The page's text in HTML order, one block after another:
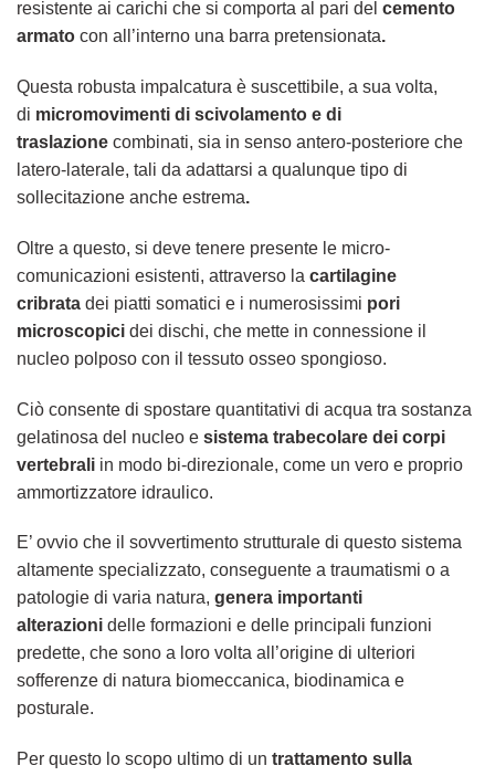
resistente ai carichi che si comporta al pari del cemento
armato con all’interno una barra pretensionata.
Questa robusta impalcatura è suscettibile, a sua volta,
di micromovimenti di scivolamento e di
traslazione combinati, sia in senso antero-posteriore che
latero-laterale, tali da adattarsi a qualunque tipo di
sollecitazione anche estrema.
Oltre a questo, si deve tenere presente le micro-
comunicazioni esistenti, attraverso la cartilagine
cribrata dei piatti somatici e i numerosissimi pori
microscopici dei dischi, che mette in connessione il
nucleo polposo con il tessuto osseo spongioso.
Ciò consente di spostare quantitativi di acqua tra sostanza
gelatinosa del nucleo e sistema trabecolare dei corpi
vertebrali in modo bi-direzionale, come un vero e proprio
ammortizzatore idraulico.
E’ ovvio che il sovvertimento strutturale di questo sistema
altamente specializzato, conseguente a traumatismi o a
patologie di varia natura, genera importanti
alterazioni delle formazioni e delle principali funzioni
predette, che sono a loro volta all’origine di ulteriori
sofferenze di natura biomeccanica, biodinamica e
posturale.
Per questo lo scopo ultimo di un trattamento sulla